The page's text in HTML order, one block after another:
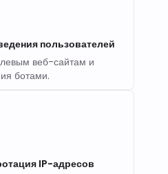
пользователей
веб-сайтам и
ботами.
IP-адресов